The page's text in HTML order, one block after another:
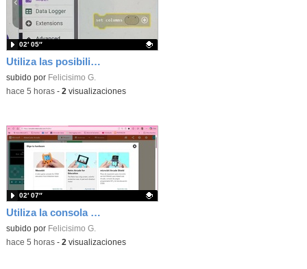
Utiliza las posibilidades de tu microbit programando com MakeCode para medir temperatura y nivel de luz con Datalogger
Contenido educativo.
subido por Felicisimo G.
02′ 05″
-hace 5 horas- 2 visualizaciones
Utiliza la consola Mewbit de Kittenbot para llevar tus juegos arcade de MakeCode a tu mano
Contenido educativo.
subido por Felicisimo G.
02′ 07″
-hace 5 horas- 2 visualizaciones